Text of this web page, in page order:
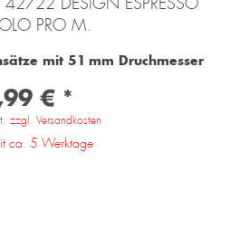
PRO M.
mit 51 mm Druchmesser
€ *
zzgl. Versandkosten
ca. 5 Werktage